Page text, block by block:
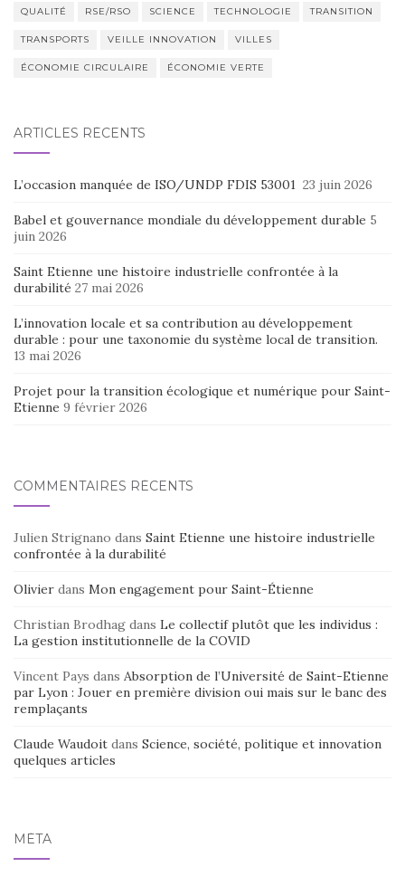
QUALITÉ RSE/RSO SCIENCE TECHNOLOGIE TRANSITION
TRANSPORTS VEILLE INNOVATION VILLES
ÉCONOMIE CIRCULAIRE ÉCONOMIE VERTE
ARTICLES RÉCENTS
L’occasion manquée de ISO/UNDP FDIS 53001 23 juin 2026
Babel et gouvernance mondiale du développement durable 5
juin 2026
Saint Etienne une histoire industrielle confrontée à la
durabilité 27 mai 2026
L’innovation locale et sa contribution au développement
durable : pour une taxonomie du système local de transition.
13 mai 2026
Projet pour la transition écologique et numérique pour Saint-
Etienne 9 février 2026
COMMENTAIRES RÉCENTS
Julien Strignano dans Saint Etienne une histoire industrielle
confrontée à la durabilité
Olivier dans Mon engagement pour Saint-Étienne
Christian Brodhag dans Le collectif plutôt que les individus :
La gestion institutionnelle de la COVID
Vincent Pays dans Absorption de l’Université de Saint-Etienne
par Lyon : Jouer en première division oui mais sur le banc des
remplaçants
Claude Waudoit dans Science, société, politique et innovation
quelques articles
MÉTA